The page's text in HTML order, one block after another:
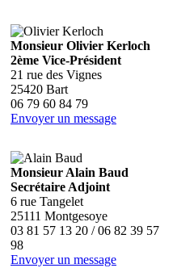
Monsieur Olivier Kerloch
2ème Vice-Président
21 rue des Vignes
25420 Bart
06 79 60 84 79
Envoyer un message
Monsieur Alain Baud
Secrétaire Adjoint
6 rue Tangelet
25111 Montgesoye
03 81 57 13 20 / 06 82 39 57
98
Envoyer un message